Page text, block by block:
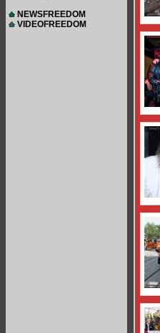
NEWSFREEDOM
VIDEOFREEDOM